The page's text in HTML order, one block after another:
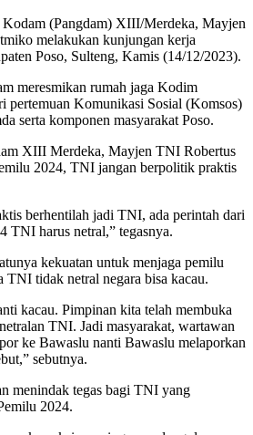
Kodam (Pangdam) XIII/Merdeka, Mayjen
melakukan kunjungan kerja
Poso, Sulteng, Kamis (14/12/2023).
meresmikan rumah jaga Kodim
pertemuan Komunikasi Sosial (Komsos)
serta komponen masyarakat Poso.
XIII Merdeka, Mayjen TNI Robertus
2024, TNI jangan berpolitik praktis
berhentilah jadi TNI, ada perintah dari
TNI harus netral,” tegasnya.
kekuatan untuk menjaga pemilu
tidak netral negara bisa kacau.
kacau. Pimpinan kita telah membuka
TNI. Jadi masyarakat, wartawan
ke Bawaslu nanti Bawaslu melaporkan
sebutnya.
menindak tegas bagi TNI yang
2024.